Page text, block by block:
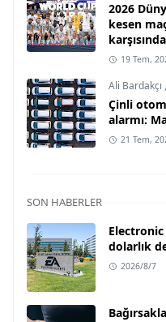
2026
kesen
19 Tem,
Ali Bardakçı ,
Çinli
alarmı:
21 Tem,
SON HABERLER
dolarlık
2026/8/7